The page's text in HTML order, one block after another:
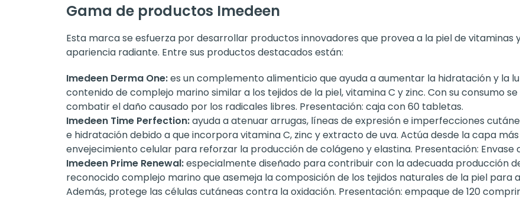
Gama de productos Imedeen
Esta marca se esfuerza por desarrollar productos innovadores que provea a la piel de
apariencia radiante. Entre sus productos destacados están:
Imedeen Derma One:es un complemento alimenticio que ayuda a aumentar la hidratación y la
contenido de complejo marino similar a los tejidos de la piel, vitamina C y zinc. Con su consumo
combatir el daño causado por los radicales libres. Presentación: caja con 60 tabletas.
Imedeen Time Perfection:ayuda a atenuar arrugas, líneas de expresión e imperfecciones
e hidratación debido a que incorpora vitamina C, zinc y extracto de uva. Actúa desde la capa
envejecimiento celular para reforzar la producción de colágeno y elastina. Presentación: Envase
Imedeen Prime Renewal:especialmente diseñado para contribuir con la adecuada producción
reconocido complejo marino que asemeja la composición de los tejidos naturales de la piel
Además, protege las células cutáneas contra la oxidación. Presentación: empaque de 120